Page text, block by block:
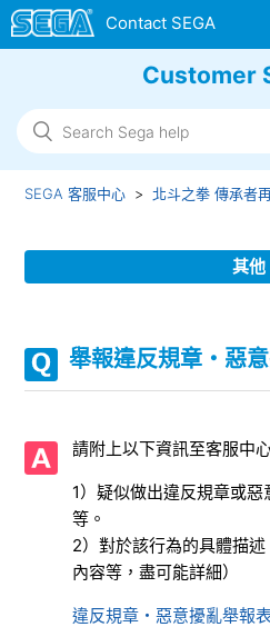
Customer
SEGA 客服中心 北斗之拳 傳承者
其他
未收到客服中心回覆
發送意見與建議
舉報違反規章・惡意擾亂行為
可運行遊戲的行動裝置
舉報違反規章・惡
請附上以下資訊至客服中
1）疑似做出違反規章或
等。
2）對於該行為的具體描
內容等，盡可能詳細）
違反規章・惡意擾亂舉報